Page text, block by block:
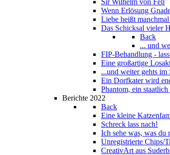
Sir Wilhelm von Fell
Wenn Erlösung
Liebe heißt manchmal
Das Schicksal vieler
Back
... und
FIP-Behandlung -
Eine großartige
...und weiter gehts im
Ein Dorfkater wird
Phantom, ein
Berichte 2022
Back
Eine kleine
Schreck lass nach!
Ich sehe was, was du
Unregistrierte Chips/
CreativArt aus